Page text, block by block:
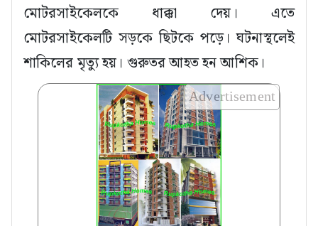
মোটরসাইকেলকে ধাক্কা দেয়। এতে
মোটরসাইকেলটি সড়কে ছিটকে পড়ে। ঘটনাস্থলেই
শাকিলের মৃত্যু হয়। গুরুতর আহত হন আশিক।
Advertisement